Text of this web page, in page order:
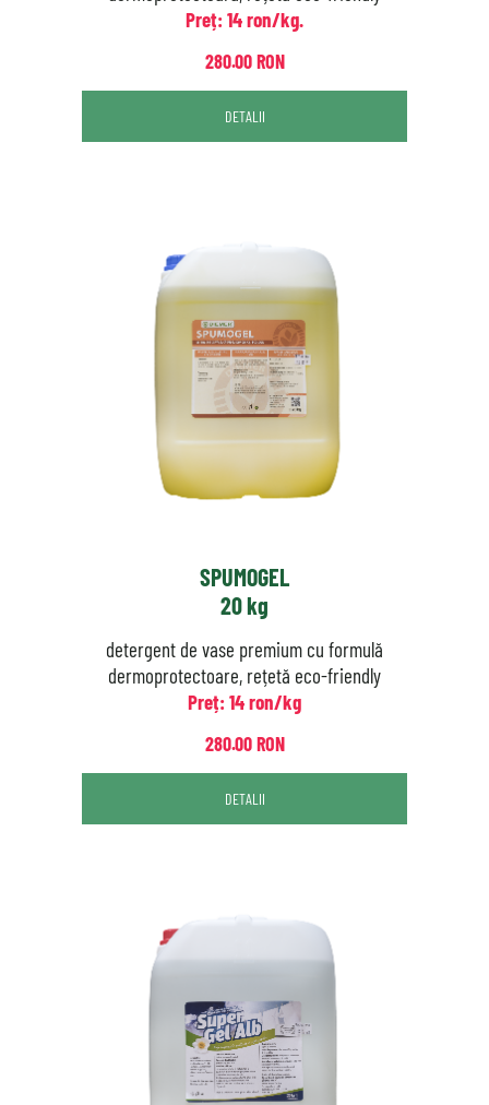
Preț: 14 ron/kg.
280.00 RON
DETALII
SPUMOGEL
20 kg
detergent de vase premium cu formulă
dermoprotectoare, rețetă eco-friendly
Preț: 14 ron/kg
280.00 RON
DETALII